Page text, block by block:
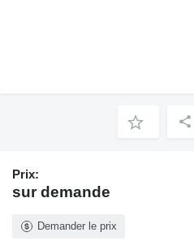
Prix:
sur demande
Demander le prix